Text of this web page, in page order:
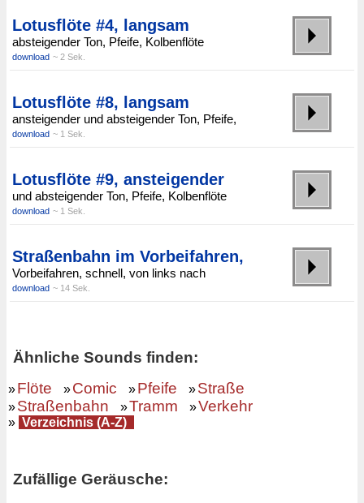
Lotusflöte #4, langsam
absteigender Ton, Pfeife, Kolbenflöte
download ~ 2 Sek.
Lotusflöte #8, langsam
ansteigender und absteigender Ton, Pfeife,
download ~ 1 Sek.
Lotusflöte #9, ansteigender
und absteigender Ton, Pfeife, Kolbenflöte
download ~ 1 Sek.
Straßenbahn im Vorbeifahren,
Vorbeifahren, schnell, von links nach
download ~ 14 Sek.
Ähnliche Sounds finden:
»Flöte »Comic »Pfeife »Straße
»Straßenbahn »Tramm »Verkehr
» Verzeichnis (A-Z)
Zufällige Geräusche: